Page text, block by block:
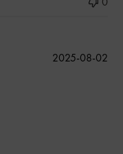
公
2025-08-02